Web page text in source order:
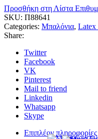
Προσθήκη στη Λίστα
SKU: Π88641
Categories: Μπαλόνια, Latex
Share:
Twitter
Facebook
VK
Pinterest
Mail to friend
Linkedin
Whatsapp
Skype
Επιπλέον πληροφορίες